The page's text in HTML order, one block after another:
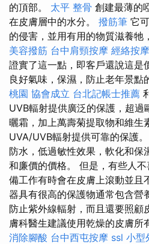
的頂部。 太平 整骨 創建最薄的
在皮膚層中的水分。 撥筋筆 它
的侵害，並用有用的物質滋養牠
美容撥筋 台中肩頸按摩 經絡按
證實了這一點，即客戶還說這是
良好氣味，保濕，防止老年景點
桃園 協會成立 台北記帳士推薦
UVB輻射提供廣泛的保護，超
曬霜，加上萬壽菊提取物和維生
UVA/UVB輻射提供可靠的保護
防水，低過敏性效果，軟化和保
和廉價的價格。 但是，有些人
備工作有時會在皮膚上滾動並且
器具有很高的保護物通常包含營
防止紫外線輻射，而且還要照顧
膚科醫生建議使用乾燥的皮膚所
消除腳酸 台中西屯按摩 ssl 小型